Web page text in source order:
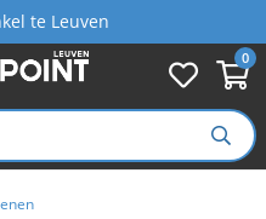
0
te Leuven
advies
België vanaf €99